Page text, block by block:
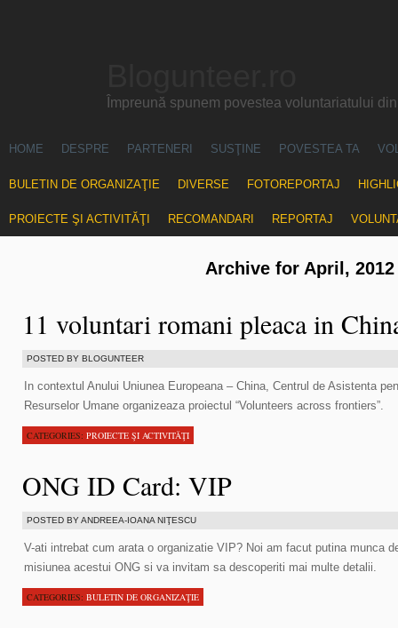
Împreună spunem povestea voluntariatului
HOME DESPRE PARTENERI SUSŢINE POVESTEA TA
BULETIN DE ORGANIZAŢIE DIVERSE FOTOREPORTAJ
PROIECTE ŞI ACTIVITĂŢI RECOMANDARI REPORTAJ
Archive for April, 2012
11 voluntari romani pleaca in
POSTED BY BLOGUNTEER
In contextul Anului Uniunea Europeana – China, Centrul de Asistenta
Resurselor Umane organizeaza proiectul “Volunteers across frontiers”.
CATEGORIES: PROIECTE ŞI ACTIVITĂŢI
ONG ID Card: VIP
POSTED BY ANDREEA-IOANA NIŢESCU
V-ati intrebat cum arata o organizatie VIP? Noi am facut putina munca
misiunea acestui ONG si va invitam sa descoperiti mai multe detalii.
CATEGORIES: BULETIN DE ORGANIZAŢIE